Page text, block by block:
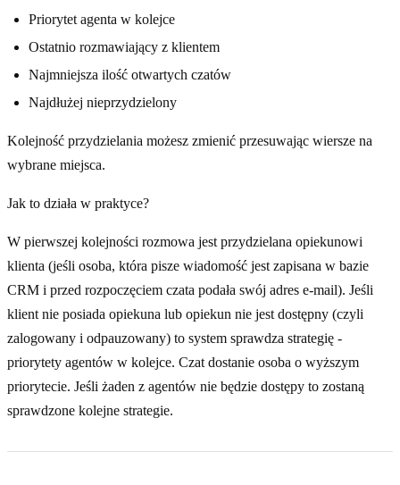
Priorytet agenta w kolejce
Ostatnio rozmawiający z klientem
Najmniejsza ilość otwartych czatów
Najdłużej nieprzydzielony
Kolejność przydzielania możesz zmienić przesuwając wiersze na
wybrane miejsca.
Jak to działa w praktyce?
W pierwszej kolejności rozmowa jest przydzielana opiekunowi
klienta (jeśli osoba, która pisze wiadomość jest zapisana w bazie
CRM i przed rozpoczęciem czata podała swój adres e-mail). Jeśli
klient nie posiada opiekuna lub opiekun nie jest dostępny (czyli
zalogowany i odpauzowany) to system sprawdza strategię -
priorytety agentów w kolejce. Czat dostanie osoba o wyższym
priorytecie. Jeśli żaden z agentów nie będzie dostępy to zostaną
sprawdzone kolejne strategie.